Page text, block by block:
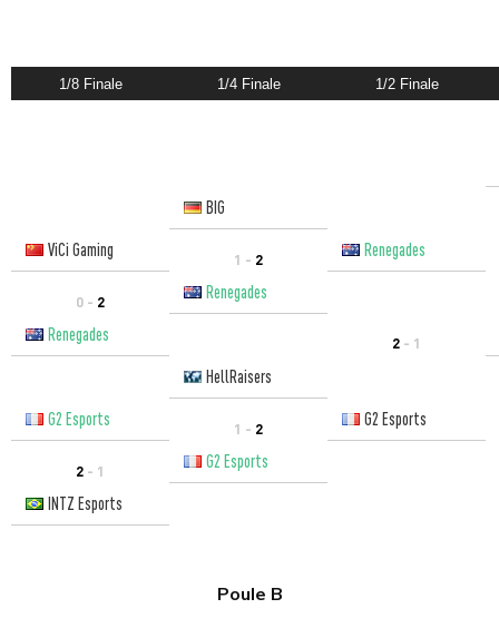
1/8 Finale 1/4 Finale 1/2 Finale
BIG
ViCi Gaming
1 - 2 Renegades
0 - 2
Renegades
Renegades
2 - 1
HellRaisers
G2 Esports
1 - 2 G2 Esports
2 - 1
G2 Esports
INTZ Esports
Poule B